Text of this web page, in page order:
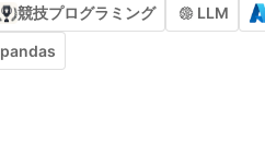
競技プログラミング LLM
pandas